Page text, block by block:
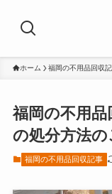
ホーム 福岡の不用品回収
福岡の不用
の処分方法の
福岡の不用品回収記事